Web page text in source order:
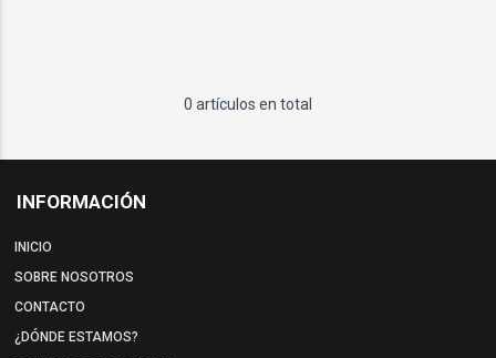
0 artículos en total
INFORMACIÓN
INICIO
SOBRE NOSOTROS
CONTACTO
¿DÓNDE ESTAMOS?